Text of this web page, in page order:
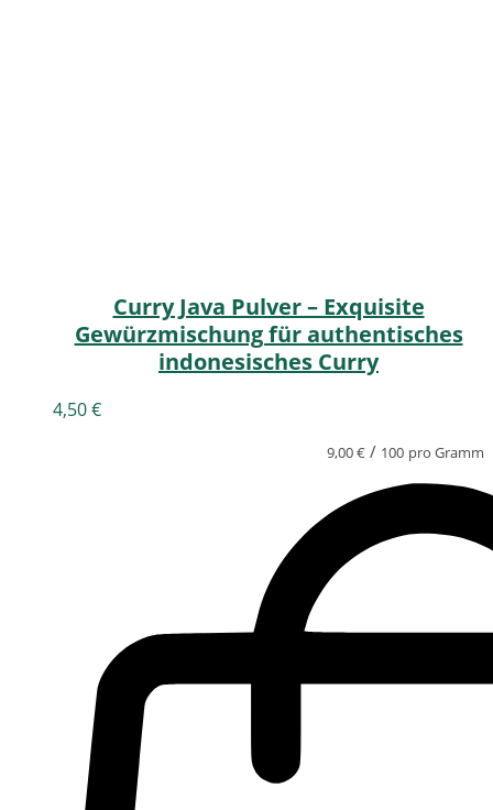
Curry Java Pulver – Exquisite
Gewürzmischung für authentisches
indonesisches Curry
4,50€
9,00€ / 100 pro Gramm